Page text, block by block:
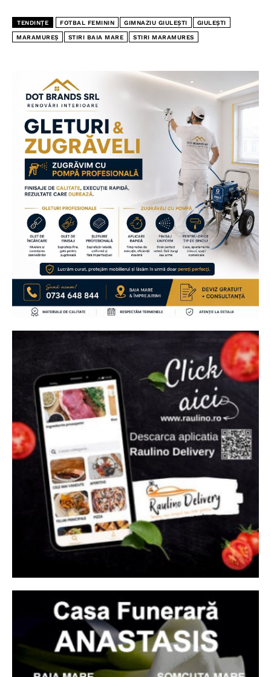
TENDINȚE FOTBAL FEMININ GIMNAZIU GIULEȘTI GIULEȘTI
MARAMUREȘ STIRI BAIA MARE STIRI MARAMURES